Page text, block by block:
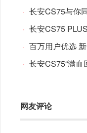
· 长安CS75与你
· 长安CS75
· 百万用户优选
· 长安CS75“满血
网友评论